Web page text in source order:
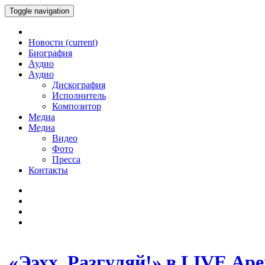
Toggle navigation
Новости (current)
Биография
Аудио
Аудио
Дискография
Исполнитель
Композитор
Медиа
Медиа
Видео
Фото
Пресса
Контакты